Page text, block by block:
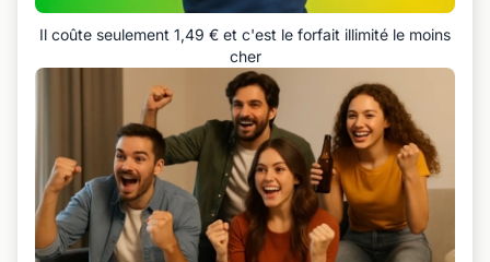
Il coûte seulement 1,49 € et c'est le forfait illimité le moins
cher